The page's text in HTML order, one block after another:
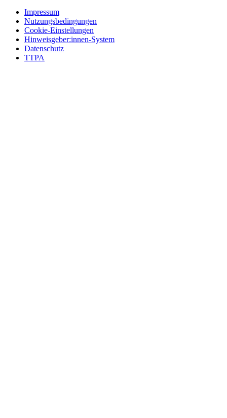
Impressum
Nutzungsbedingungen
Cookie-Einstellungen
Hinweisgeber:innen-System
Datenschutz
TTPA